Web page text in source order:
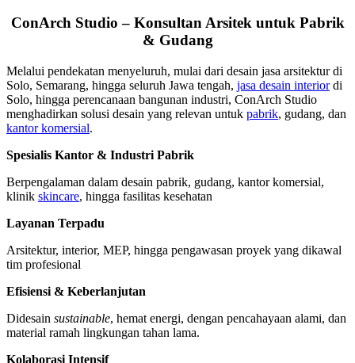
ConArch Studio – Konsultan Arsitek untuk Pabrik
& Gudang
Melalui pendekatan menyeluruh, mulai dari desain jasa arsitektur di
Solo, Semarang, hingga seluruh Jawa tengah, jasa desain interiordi
Solo, hingga perencanaan bangunan industri, ConArch Studio
menghadirkan solusi desain yang relevan untuk pabrik, gudang, dan
kantor komersial.
Spesialis Kantor & Industri Pabrik
Berpengalaman dalam desain pabrik, gudang, kantor komersial,
klinik skincare, hingga fasilitas kesehatan
Layanan Terpadu
Arsitektur, interior, MEP, hingga pengawasan proyek yang dikawal
tim profesional
Efisiensi & Keberlanjutan
Didesain sustainable, hemat energi, dengan pencahayaan alami, dan
material ramah lingkungan tahan lama.
Kolaborasi Intensif